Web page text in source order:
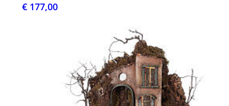
€ 177,00